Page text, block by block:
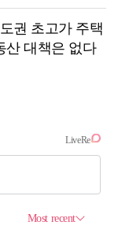
권 초고가 주택
대책은 없다